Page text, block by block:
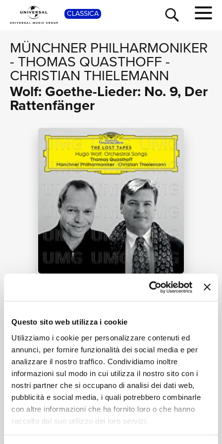
Questo sito web utilizza i cookie
Utilizziamo i cookie per personalizzare contenuti ed
annunci, per fornire funzionalità dei social media e per
analizzare il nostro traffico. Condividiamo inoltre
informazioni sul modo in cui utilizza il nostro sito con i
nostri partner che si occupano di analisi dei dati web,
pubblicità e social media, i quali potrebbero combinarle
con altre informazioni che ha fornito loro o che hanno
raccolto dal suo utilizzo dei loro servizi.
CLASSICA
MÜNCHNER PHILHARMONIKER
- THOMAS QUASTHOFF-
CHRISTIAN THIELEMANN
Wolf: Goethe-Lieder: No. 9, Der
Rattenfänger
No. 9, Der Rattenfänger[Goethe-
Lieder]
02:45
Thomas Quasthoff, Münchner Philharmoniker, Christian
Thielemann
Formati disponibili:
SHOP
TOUR
NEWS
RICERCA
CHI SIAMO
CONTATTI